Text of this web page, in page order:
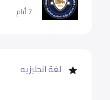
7 أيام
لغة انجليزيه